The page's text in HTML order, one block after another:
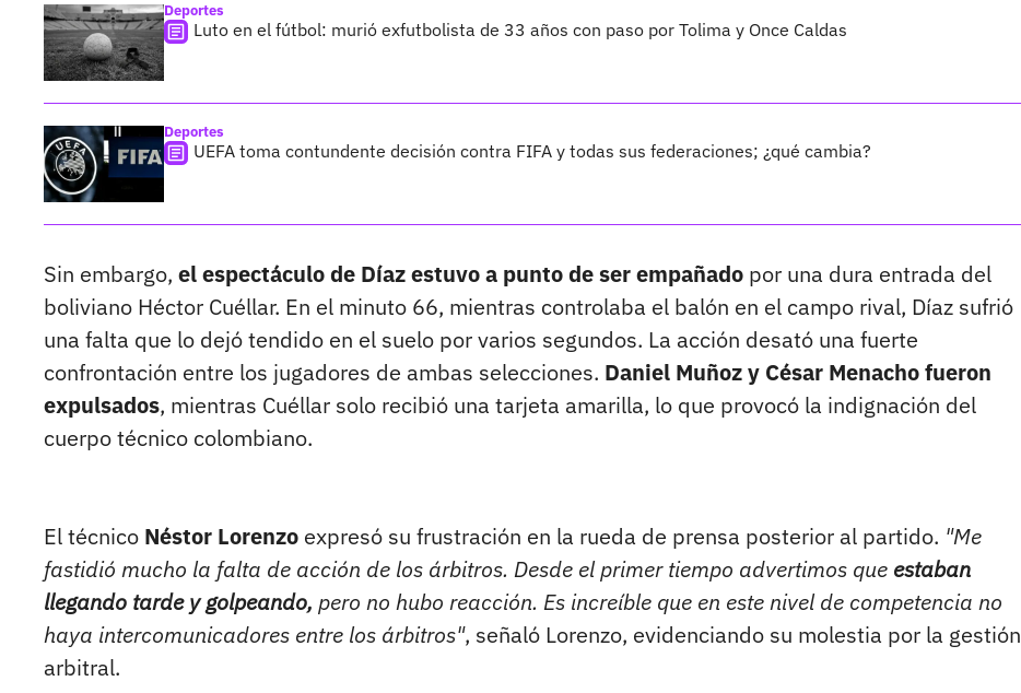
Deportes
Luto en el fútbol: murió exfutbolista de 33 años con paso por Tolima y Once Caldas
Deportes
UEFA toma contundente decisión contra FIFA y todas sus federaciones; ¿qué cambia?
Sin embargo, el espectáculo de Díaz estuvo a punto de ser empañado por una dura entrada del
boliviano Héctor Cuéllar. En el minuto 66, mientras controlaba el balón en el campo rival, Díaz sufrió
una falta que lo dejó tendido en el suelo por varios segundos. La acción desató una fuerte
confrontación entre los jugadores de ambas selecciones. Daniel Muñoz y César Menacho fueron
expulsados, mientras Cuéllar solo recibió una tarjeta amarilla, lo que provocó la indignación del
cuerpo técnico colombiano.
El técnico Néstor Lorenzo expresó su frustración en la rueda de prensa posterior al partido. "Me
fastidió mucho la falta de acción de los árbitros. Desde el primer tiempo advertimos que estaban
llegando tarde y golpeando, pero no hubo reacción. Es increíble que en este nivel de competencia no
haya intercomunicadores entre los árbitros", señaló Lorenzo, evidenciando su molestia por la gestión
arbitral.